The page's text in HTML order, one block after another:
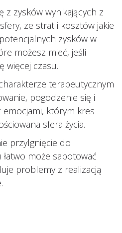
zysków wynikających z
ze strat i kosztów jakie
zysków w
możesz mieć, jeśli
więcej czasu.
terapeutycznym
pogodzenie się i
emocjami, którym kres
sfera życia.
przylgnięcie do
może sabotować
problemy z realizacją